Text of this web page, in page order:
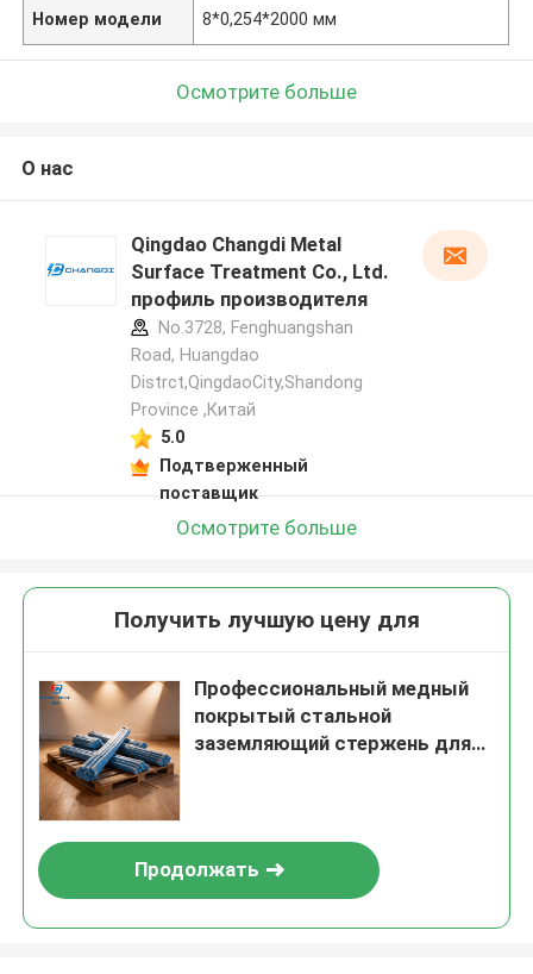
Номер модели 8*0,254*2000 мм
Осмотрите больше
О нас
Qingdao Changdi Metal
Surface Treatment Co., Ltd.
профиль производителя
No.3728, Fenghuangshan
Road, Huangdao
Distrct,QingdaoCity,Shandong
Province ,Китай
5.0
Подтверженный
поставщик
Осмотрите больше
Получить лучшую цену для
Профессиональный медный
покрытый стальной
заземляющий стержень для
Продолжать